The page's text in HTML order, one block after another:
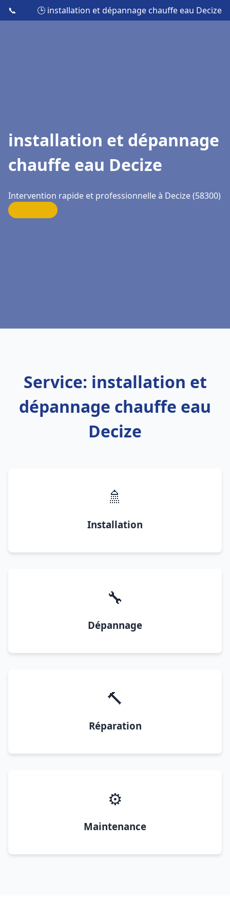
📞 🕒 installation et dépannage chauffe eau Decize
installation et dépannage
chauffe eau Decize
Intervention rapide et professionnelle à Decize (58300)
Service: installation et
dépannage chauffe eau
Decize
🚿
Installation
🔧
Dépannage
🔨
Réparation
⚙️
Maintenance